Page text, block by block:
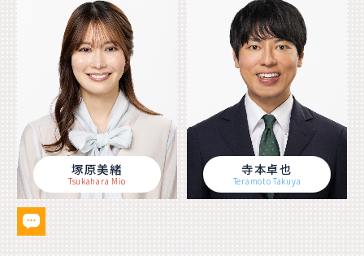
塚原美緒
Tsukahara Mio
寺本卓也
Teramoto Takuya